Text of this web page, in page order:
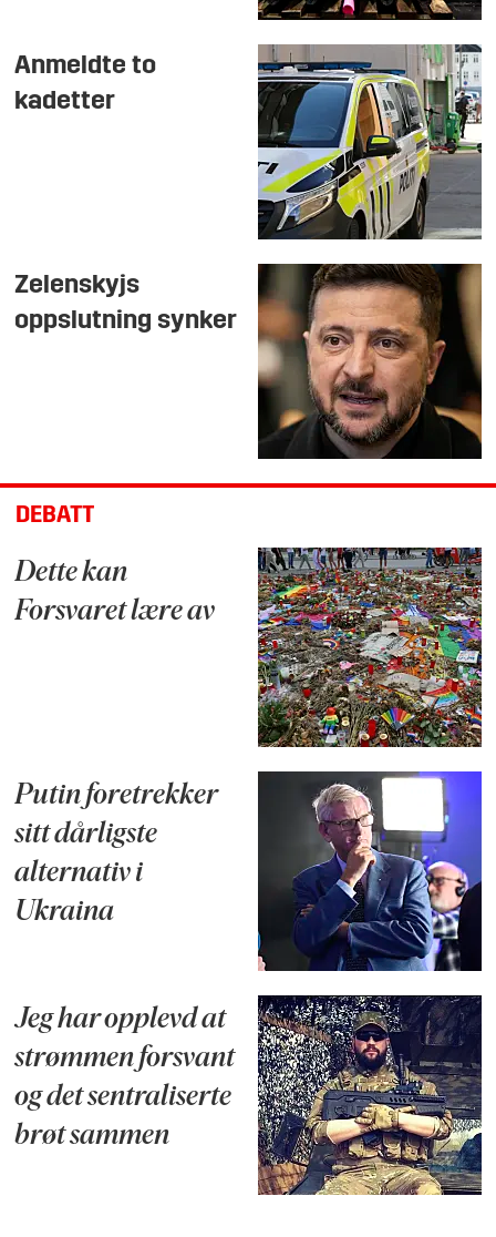
Anmeldte to
kadetter
Zelenskyjs
oppslutning synker
DEBATT
Dette kan
Forsvaret lære av
Putin foretrekker
sitt dårligste
alternativ i
Ukraina
Jeg har opplevd at
strømmen forsvant
og det sentraliserte
brøt sammen